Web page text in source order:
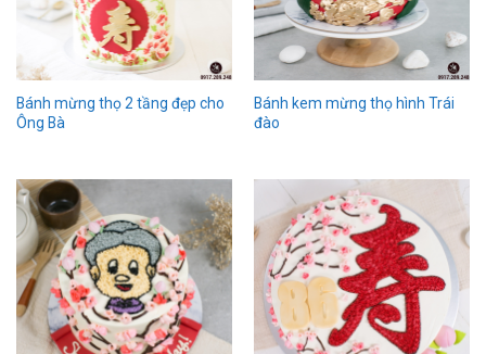
Bánh mừng thọ 2 tầng đẹp cho
Ông Bà
Bánh kem mừng thọ hình Trái
đào